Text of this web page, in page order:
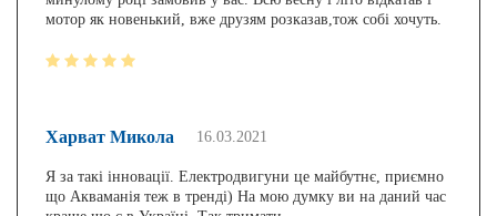
мотор як новенький, вже друзям розказав,тож собі хочуть.
Харват Микола 16.03.2021
Я за такі інновації. Електродвигуни це майбутнє, приємно
що Акваманія теж в тренді) На мою думку ви на даний час